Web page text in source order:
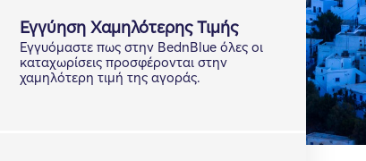
Εγγύηση Χαμηλότερης Τιμής
Εγγυόμαστε πως στην BednBlue όλες οι
καταχωρίσεις προσφέρονται στην
χαμηλότερη τιμή της αγοράς.